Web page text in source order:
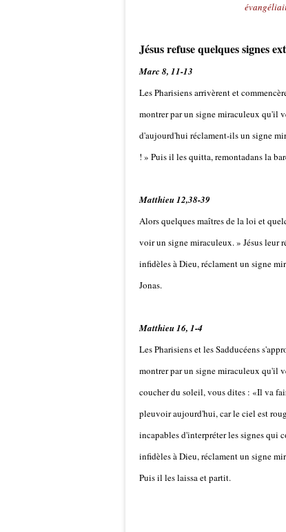
Jésus refuse quelques signes
Marc 8, 11-13
Les Pharisiens arrivèrent et
montrer par un signe miraculeux qu'il
d'aujourd'hui réclament-ils un signe
! » Puis il les quitta, remontadans la
Matthieu 12,38-39
Alors quelques maîtres de la loi et
voir un signe miraculeux. » Jésus leur
infidèles à Dieu, réclament un signe
Jonas.
Matthieu 16, 1-4
Les Pharisiens et les Sadducéens
montrer par un signe miraculeux qu'il
coucher du soleil, vous dites : «Il va
pleuvoir aujourd'hui, car le ciel est
incapables d'interpréter les signes qui
infidèles à Dieu, réclament un signe
Puis il les laissa et partit.